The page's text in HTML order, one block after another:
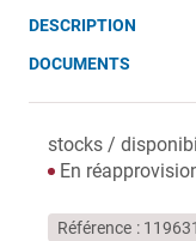
DESCRIPTION
DOCUMENTS
stocks /
En
Référence